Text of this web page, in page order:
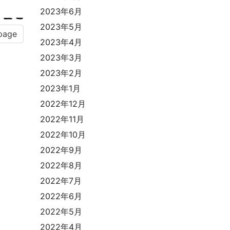
2023年6月
2023年5月
2023年4月
2023年3月
2023年2月
2023年1月
2022年12月
2022年11月
2022年10月
2022年9月
2022年8月
2022年7月
2022年6月
2022年5月
2022年4月